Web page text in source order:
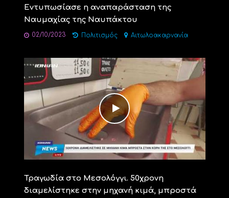
Εντυπωσίασε η αναπαράσταση της
Ναυμαχίας της Ναυπάκτου
02/10/2023 Πολιτισμός Αιτωλοακαρνανία
Τραγωδία στο Μεσολόγγι. 50χρονη
διαμελίστηκε στην μηχανή κιμά, μπροστά